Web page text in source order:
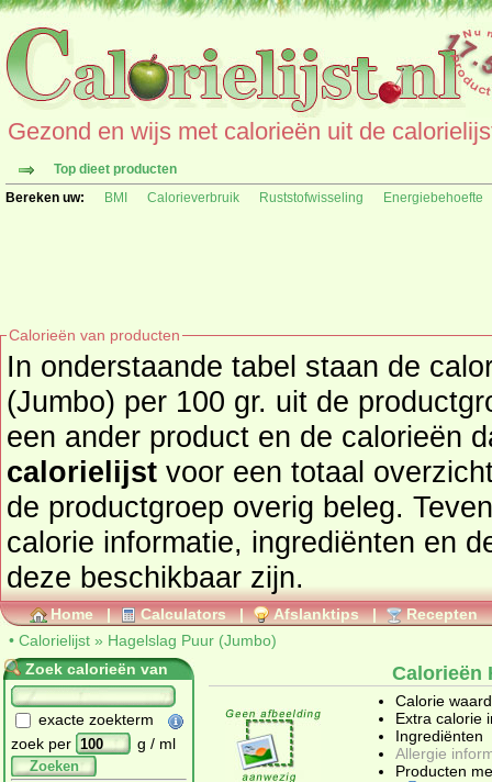
Gezond en wijs met calorieën uit de
Top dieet producten
Bereken uw:
BMI Calorieverbruik Ruststofwisseling Energiebehoefte
Calorieën van producten
In onderstaande tabel staan de
(Jumbo) per 100 gr. uit de productgroep
een ander product en de calorieën
calorielijst voor een totaal overzicht of bekijk alle producten
de productgroep overig beleg. Tevens vindt u ook de uitgebreide
calorie informatie, ingrediënten en
deze beschikbaar zijn.
Home | Calculators | Afslanktips | Recepten
• Calorielijst » Hagelslag Puur (Jumbo)
Zoek calorieën van
exacte zoekterm
zoek per
g / ml
Zoeken
Calorieën
Calorie
Extra calorie
Ingrediënten
Allergie
Producten